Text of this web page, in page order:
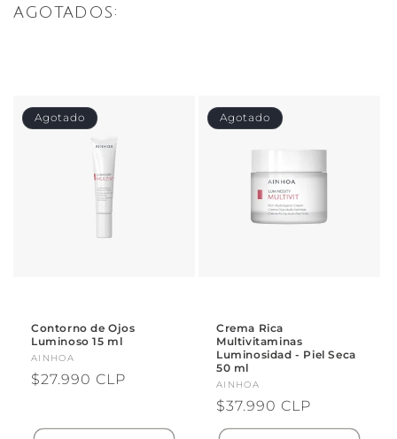
agotados:
Agotado
Contorno de Ojos
Luminoso 15 ml
Proveedor:
AINHOA
Precio
$27.990 CLP
Agotado
Crema Rica
Multivitaminas
Luminosidad - Piel Seca
50 ml
Proveedor:
AINHOA
Precio
habitual
$37.990 CLP